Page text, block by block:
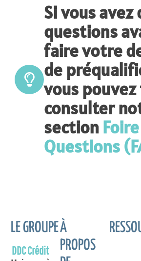
Si vous avez
questions
faire votre
de
vous
consulter
section
Questions
LE GROUPE
DDC Crédit
À
PROPOS